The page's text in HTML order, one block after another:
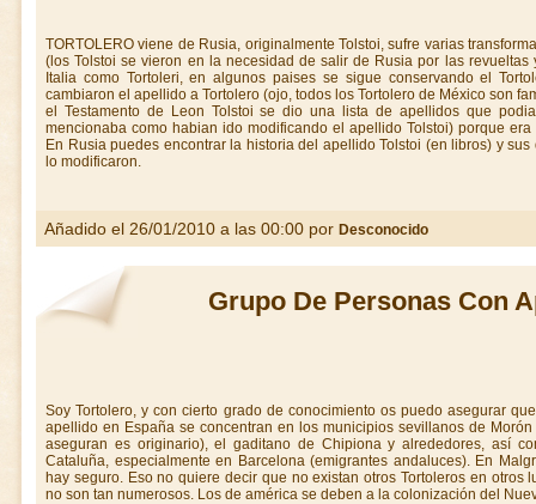
TORTOLERO viene de Rusia, originalmente Tolstoi, sufre varias
(los Tolstoi se vieron en la necesidad de salir de Rusia por las
Italia como Tortoleri, en algunos paises se sigue conservando el
cambiaron el apellido a Tortolero (ojo, todos los Tortolero de México son
el Testamento de Leon Tolstoi se dio una lista de apellidos que
mencionaba como habian ido modificando el apellido Tolstoi) porque
En Rusia puedes encontrar la historia del apellido Tolstoi (en libros) y
lo modificaron.
Añadido el 26/01/2010 a las 00:00 por Desconocido
Grupo De Personas Con
Soy Tortolero, y con cierto grado de conocimiento os puedo asegurar
apellido en España se concentran en los municipios sevillanos de
aseguran es originario), el gaditano de Chipiona y alrededores, así
Cataluña, especialmente en Barcelona (emigrantes andaluces). En
hay seguro. Eso no quiere decir que no existan otros Tortoleros en otros
no son tan numerosos. Los de américa se deben a la colonización del